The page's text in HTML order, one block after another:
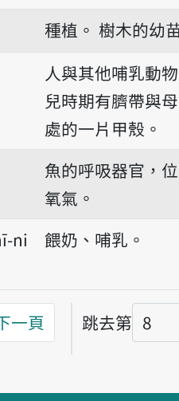
讀tōo
讀tsai
種植。 樹木的幼
播放音讀tsâi
人與其他哺乳動
兒時期有臍帶與
處的一片甲殼。
讀tshi
魚的呼吸器官，
氧氣。
ni
ling/tshī-ni
餵奶、哺乳。
一頁 跳去第
頁碼